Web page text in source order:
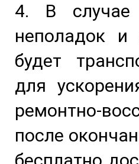
4. В случае
неполадок и
будет
для
ремонтно-
после